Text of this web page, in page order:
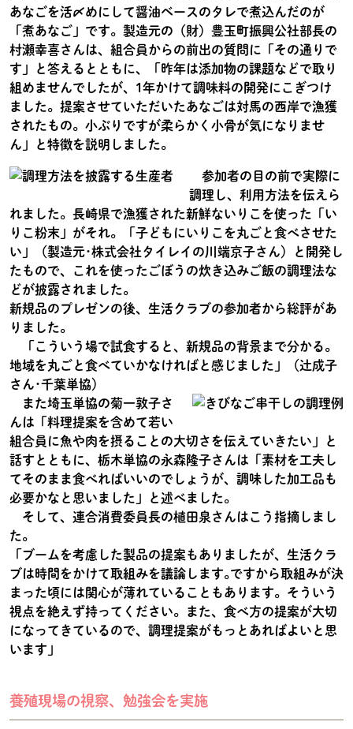
あなごを活〆めにして醤油ベースのタレで煮込んだのが
「煮あなご」です。製造元の（財）豊玉町振興公社部長の
村瀬幸喜さんは、組合員からの前出の質問に「その通りで
す」と答えるとともに、「昨年は添加物の課題などで取り
組めませんでしたが、1年かけて調味料の開発にこぎつけ
ました。提案させていただいたあなごは対馬の西岸で漁獲
されたもの。小ぶりですが柔らかく小骨が気になりませ
ん」と特徴を説明しました。
参加者の目の前で実際に
調理し、利用方法を伝えら
れました。長崎県で漁獲された新鮮ないりこを使った「い
りこ粉末」がそれ。「子どもにいりこを丸ごと食べさせた
い」（製造元･株式会社タイレイの川端京子さん）と開発し
たもので、これを使ったごぼうの炊き込みご飯の調理法な
どが披露されました。
新規品のプレゼンの後、生活クラブの参加者から総評があ
りました。
「こういう場で試食すると、新規品の背景まで分かる。
地域を丸ごと食べていかなければと感じました」（辻成子
さん･千葉単協）
また埼玉単協の菊一敦子さ
んは「料理提案を含めて若い
組合員に魚や肉を摂ることの大切さを伝えていきたい」と
話すとともに、栃木単協の永森隆子さんは「素材を工夫し
てそのまま食べればいいのでしょうが、調味した加工品も
必要かなと思いました」と述べました。
そして、連合消費委員長の植田泉さんはこう指摘しまし
た。
「ブームを考慮した製品の提案もありましたが、生活クラ
ブは時間をかけて取組みを議論します｡ですから取組みが決
まった頃には関心が薄れていることもあります。そういう
視点を絶えず持ってください。また、食べ方の提案が大切
になってきているので、調理提案がもっとあればよいと思
います」
養殖現場の視察、勉強会を実施